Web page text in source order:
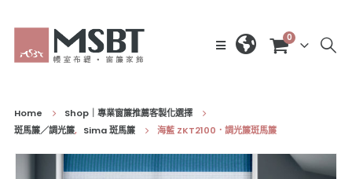
0
Home
Shop｜專業窗簾推薦客製化選擇
斑馬簾／調光簾, Sima 斑馬簾 海藍 ZKT2100．調光簾斑馬簾